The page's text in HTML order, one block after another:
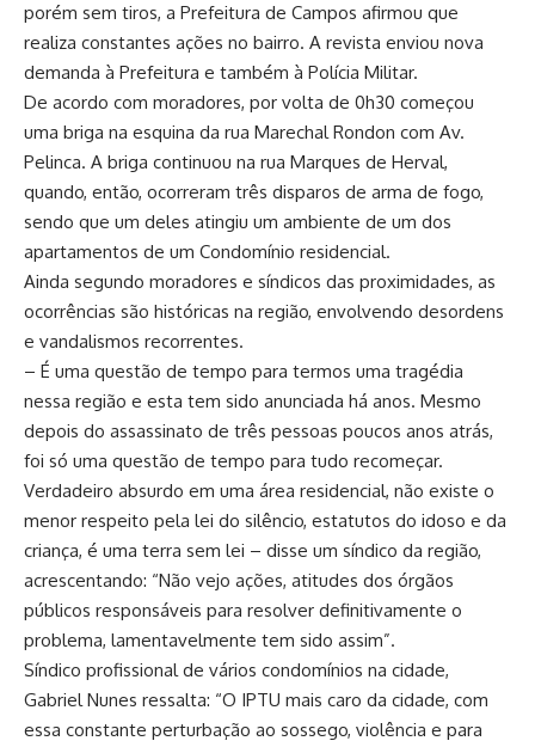
porém sem tiros, a Prefeitura de Campos afirmou que
realiza constantes ações no bairro. A revista enviou nova
demanda à Prefeitura e também à Polícia Militar.
De acordo com moradores, por volta de 0h30 começou
uma briga na esquina da rua Marechal Rondon com Av.
Pelinca. A briga continuou na rua Marques de Herval,
quando, então, ocorreram três disparos de arma de fogo,
sendo que um deles atingiu um ambiente de um dos
apartamentos de um Condomínio residencial.
Ainda segundo moradores e síndicos das proximidades, as
ocorrências são históricas na região, envolvendo desordens
e vandalismos recorrentes.
– É uma questão de tempo para termos uma tragédia
nessa região e esta tem sido anunciada há anos. Mesmo
depois do assassinato de três pessoas poucos anos atrás,
foi só uma questão de tempo para tudo recomeçar.
Verdadeiro absurdo em uma área residencial, não existe o
menor respeito pela lei do silêncio, estatutos do idoso e da
criança, é uma terra sem lei – disse um síndico da região,
acrescentando: “Não vejo ações, atitudes dos órgãos
públicos responsáveis para resolver definitivamente o
problema, lamentavelmente tem sido assim”.
Síndico profissional de vários condomínios na cidade,
Gabriel Nunes ressalta: “O IPTU mais caro da cidade, com
essa constante perturbação ao sossego, violência e para